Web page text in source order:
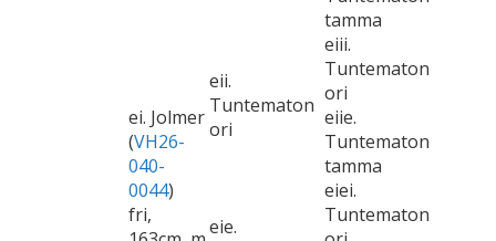
tamma
ei. Jolmer
(VH26-
040-
0044)
fri,
eii.
Tuntematon
ori
eiii.
Tuntematon
ori
eiie.
Tuntematon
tamma
eie.
eiei.
Tuntematon